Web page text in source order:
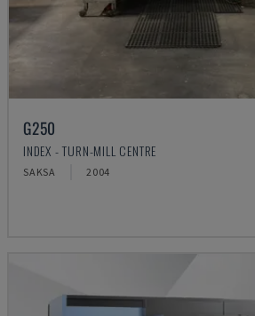
G250
INDEX - TURN-MILL CENTRE
SAKSA 2004